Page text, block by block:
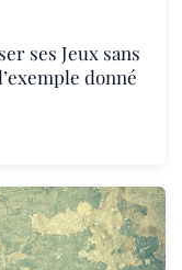
ses Jeux sans
donné